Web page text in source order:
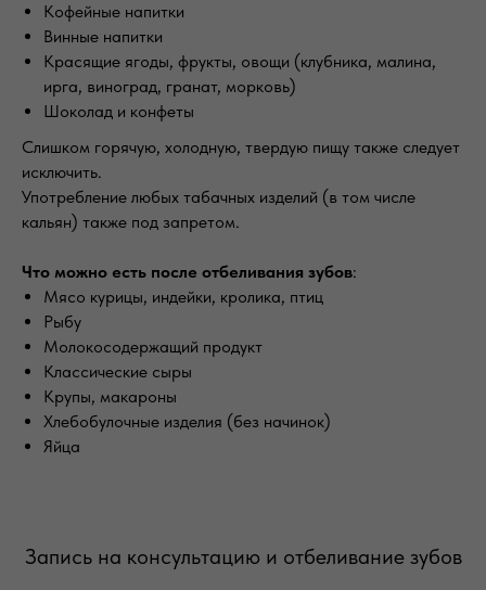
Кофейные напитки
Винные напитки
Красящие ягоды, фрукты, овощи (клубника, малина,
ирга, виноград, гранат, морковь)
Шоколад и конфеты
Слишком горячую, холодную, твердую пищу также следует
исключить.
Употребление любых табачных изделий (в том числе
кальян) также под запретом.
Что можно есть после отбеливания зубов:
Мясо курицы, индейки, кролика, птиц
Рыбу
Молокосодержащий продукт
Классические сыры
Крупы, макароны
Хлебобулочные изделия (без начинок)
Яйца
Запись на консультацию и отбеливание зубов